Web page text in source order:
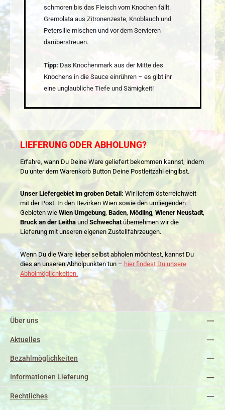
schmoren bis das Fleisch vom Knochen fällt.
Gremolata aus Zitronenzeste, Knoblauch und
Petersilie mischen und vor dem Servieren
darüberstreuen.
Tipp: Das Knochenmark aus der Mitte des
Knochens in die Sauce einrühren – es gibt ihr
eine unglaubliche Tiefe und Sämigkeit!
LIEFERUNG ODER ABHOLUNG?
Erfahre, wann Du Deine Ware geliefert bekommen kannst, indem
Du unter dem Warenkorb Button Deine Postleitzahl eingibst.
Unser Liefergebiet im groben Detail: Wir liefern österreichweit
mit der Post. In den Bezirken Wien sowie den umliegenden
Gebieten wie Wien Umgebung, Baden, Mödling, Wiener Neustadt,
Bruck an der Leitha und Schwechatübernehmen wir die
Lieferung mit unseren eigenen Zustellfahrzeugen.
Wenn Du die Ware lieber selbst abholen möchtest, kannst Du
dies an unseren Abholpunkten tun – hier findest Du unsere
Abholmöglichkeiten.
Über uns
Aktuelles
Bezahlmöglichkeiten
Informationen Lieferung
Rechtliches